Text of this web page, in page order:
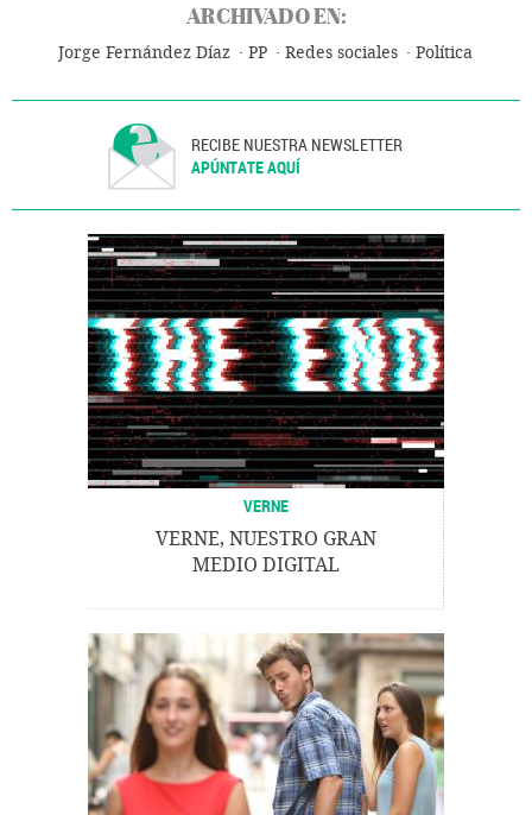
ARCHIVADO EN:
Jorge Fernández Díaz PP Redes sociales Política
RECIBE NUESTRA NEWSLETTER
APÚNTATE AQUÍ
VERNE
VERNE, NUESTRO GRAN
MEDIO DIGITAL